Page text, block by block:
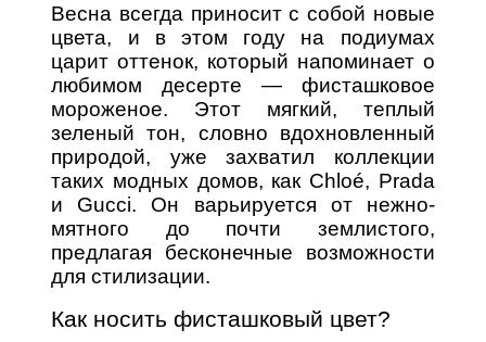
Весна всегда приносит с собой новые
цвета, и в этом году на подиумах
царит оттенок, который напоминает о
любимом десерте — фисташковое
мороженое. Этот мягкий, теплый
зеленый тон, словно вдохновленный
природой, уже захватил коллекции
таких модных домов, как Chloé, Prada
и Gucci. Он варьируется от нежно-
мятного до почти землистого,
предлагая бесконечные возможности
для стилизации.
Как носить фисташковый цвет?